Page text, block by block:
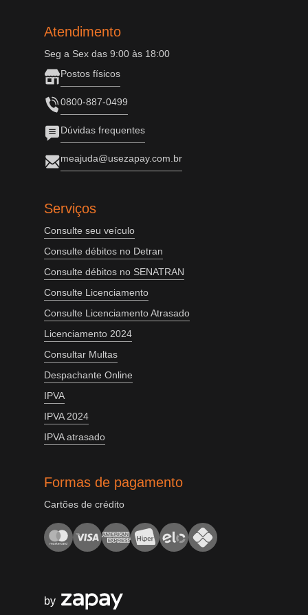
Atendimento
Seg a Sex das 9:00 às 18:00
Postos físicos
0800-887-0499
Dúvidas frequentes
meajuda@usezapay.com.br
Serviços
Consulte seu veículo
Consulte débitos no Detran
Consulte débitos no SENATRAN
Consulte Licenciamento
Consulte Licenciamento Atrasado
Licenciamento 2024
Consultar Multas
Despachante Online
IPVA
IPVA 2024
IPVA atrasado
Formas de pagamento
Cartões de crédito
by